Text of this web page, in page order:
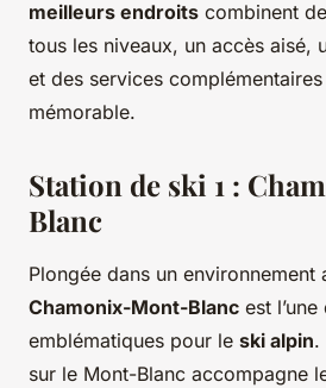
meilleurs endroits combinent
tous les niveaux, un accès aisé,
et des services
mémorable.
Station de ski 1 :
Blanc
Plongée dans un environnement
Chamonix-Mont-Blanc est
emblématiques pour le ski alpin.
sur le Mont-Blanc accompagne